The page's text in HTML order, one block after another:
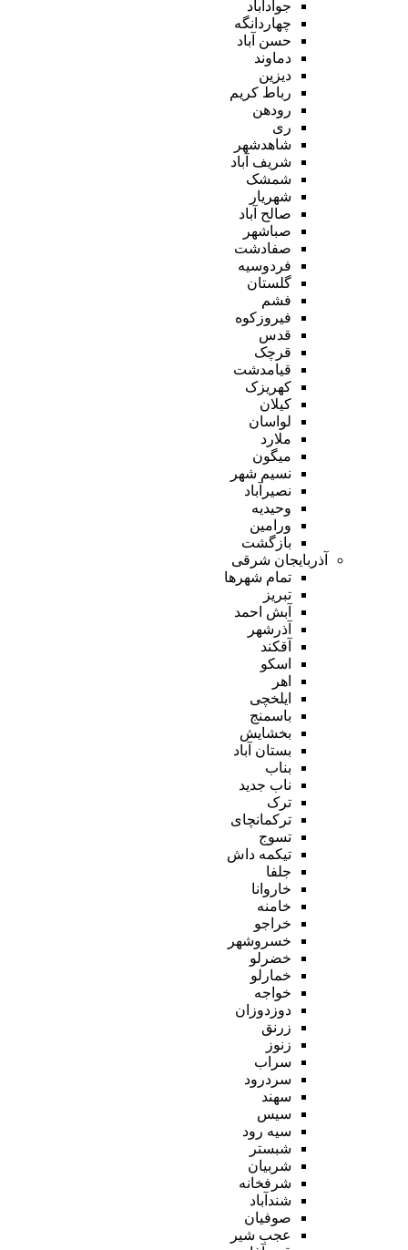
جوادآباد
چهاردانگه
حسن آباد
دماوند
دیزین
رباط کریم
رودهن
ری
شاهدشهر
شریف آباد
شمشک
شهریار
صالح آباد
صباشهر
صفادشت
فردوسیه
گلستان
فشم
فیروزکوه
قدس
قرچک
قیامدشت
کهریزک
کیلان
لواسان
ملارد
میگون
نسیم شهر
نصیرآباد
وحیدیه
ورامین
بازگشت
آذربایجان شرقی
تمام شهر‌ها
تبریز
آبش احمد
آذرشهر
آقکند
اسکو
اهر
ایلخچی
باسمنج
بخشایش
بستان آباد
بناب
ناب جدید
ترک
ترکمانچای
تسوج
تیکمه داش
جلفا
خاروانا
خامنه
خراجو
خسروشهر
خضرلو
خمارلو
خواجه
دوزدوزان
زرنق
زنوز
سراب
سردرود
سهند
سیس
سیه رود
شبستر
شربیان
شرفخانه
شندآباد
صوفیان
عجب شیر